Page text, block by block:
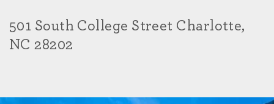
501 South College Street Charlotte,
NC 28202